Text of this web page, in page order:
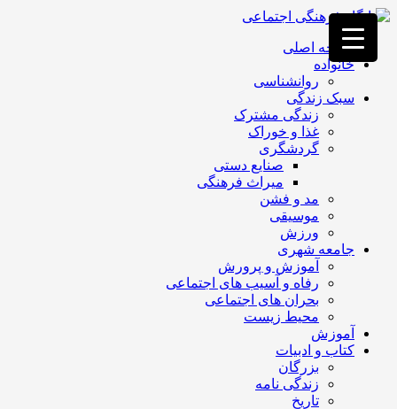
فصد
خون
غرب
تهران
خشکشویی
تصفیه
تهران
صفحه اصلی
خانواده
روانشناسی
سبک زندگی
زندگی مشترک
غذا و خوراک
گردشگری
صنایع دستی
میراث فرهنگی
مد و فشن
موسیقی
ورزش
جامعه شهری
آموزش و پرورش
رفاه و آسیب های اجتماعی
بحران های اجتماعی
محیط زیست
آموزش
کتاب و ادبیات
بزرگان
زندگی نامه
تاریخ